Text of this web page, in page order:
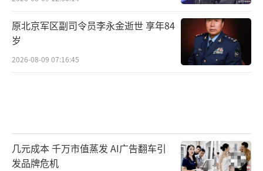
原北京军区副司令员李永金逝世 享年84
岁
2026-08-09 07:16:45
几元成本 千万市值蒸发 AI广告翻车引
发品牌危机